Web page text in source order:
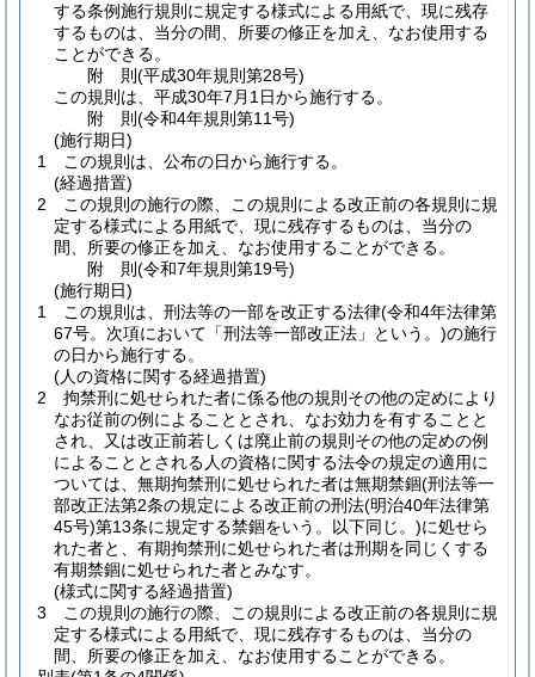
する条例施行規則に規定する様式による用紙で、現に残存
するものは、当分の間、所要の修正を加え、なお使用する
ことができる。
附 則(平成30年規則第28号)
この規則は、平成30年7月1日から施行する。
附 則(令和4年規則第11号)
(施行期日)
1
この規則は、公布の日から施行する。
(経過措置)
2
この規則の施行の際、この規則による改正前の各規則に規
定する様式による用紙で、現に残存するものは、当分の
間、所要の修正を加え、なお使用することができる。
附 則(令和7年規則第19号)
(施行期日)
1
この規則は、刑法等の一部を改正する法律(令和4年法律第
67号。次項において「刑法等一部改正法」という。)の施行
の日から施行する。
(人の資格に関する経過措置)
2
拘禁刑に処せられた者に係る他の規則その他の定めにより
なお従前の例によることとされ、なお効力を有することと
され、又は改正前若しくは廃止前の規則その他の定めの例
によることとされる人の資格に関する法令の規定の適用に
ついては、無期拘禁刑に処せられた者は無期禁錮(刑法等一
部改正法第2条の規定による改正前の刑法(明治40年法律第
45号)第13条に規定する禁錮をいう。以下同じ。)に処せら
れた者と、有期拘禁刑に処せられた者は刑期を同じくする
有期禁錮に処せられた者とみなす。
(様式に関する経過措置)
3
この規則の施行の際、この規則による改正前の各規則に規
定する様式による用紙で、現に残存するものは、当分の
間、所要の修正を加え、なお使用することができる。